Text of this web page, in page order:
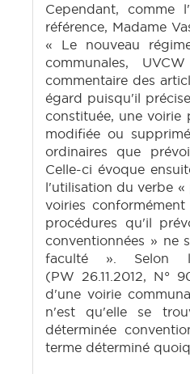
Cependant, comme
référence, Madame
« Le nouveau
communales,
commentaire des
égard puisqu'il
constituée, une voirie
modifiée ou
ordinaires que
Celle-ci évoque
l'utilisation du verbe
voiries
procédures qu'il
conventionnées » ne
faculté ». Selon
(PW 26.11.2012, N°
d'une voirie
n'est qu'elle se
déterminée
terme déterminé